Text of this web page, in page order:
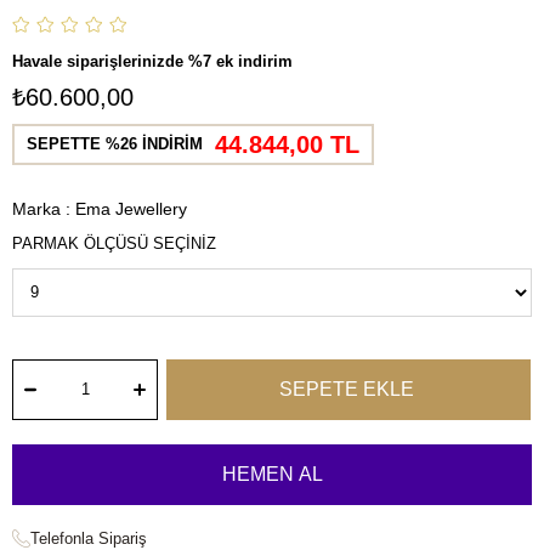
Havale siparişlerinizde %7 ek indirim
₺60.600,00
SEPETTE %26 İNDİRİM 44.844,00 TL
Marka : Ema Jewellery
PARMAK ÖLÇÜSÜ SEÇİNİZ
Telefonla Sipariş